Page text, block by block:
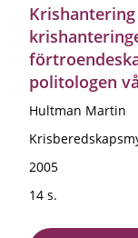
politologen
Hultman Martin
2005
14 s.